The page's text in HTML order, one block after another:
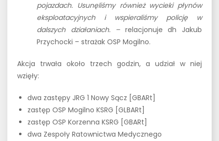
pojazdach. Usunęliśmy również wycieki płynów
eksploatacyjnych i wspieraliśmy policję w
dalszych działaniach. – relacjonuje dh Jakub
Przychocki – strażak OSP Mogilno.
Akcja trwała około trzech godzin, a udział w niej
wzięły:
dwa zastępy JRG 1 Nowy Sącz [GBARt]
zastęp OSP Mogilno KSRG [GLBARt]
zastęp OSP Korzenna KSRG [GBARt]
dwa Zespoły Ratownictwa Medycznego